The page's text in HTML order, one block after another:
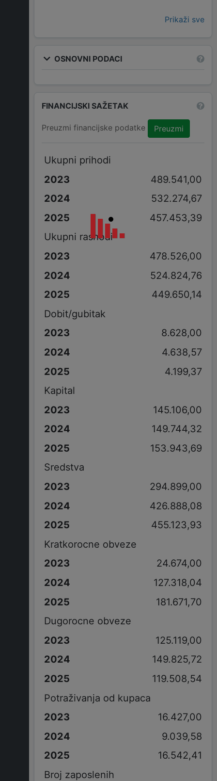
Prikaži sve
OSNOVNI PODACI
FINANCIJSKI SAŽETAK
Preuzmi financijske podatke Preuzmi
Ukupni prihodi
489.541,00
532.274,67
457.453,39
Ukupni rashodi
478.526,00
524.824,76
449.650,14
Dobit/gubitak
8.628,00
4.638,57
4.199,37
Kapital
145.106,00
149.744,32
153.943,69
Sredstva
294.899,00
426.888,08
455.123,93
Kratkorocne obveze
24.674,00
127.318,04
181.671,70
Dugorocne obveze
125.119,00
149.825,72
119.508,54
Potraživanja od kupaca
16.427,00
9.039,58
16.542,41
Broj zaposlenih